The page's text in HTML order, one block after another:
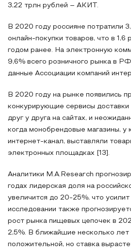
3,22 трлн рублей – АКИТ.
В 2020 году россияне потратили
онлайн-покупки товаров, что в 1,6
годом ранее. На электронную
9,6% всего розничного рынка в
данные Ассоциации компаний
В 2020 году на рынке появились
конкурирующие сервисы
друг у друга на сайтах, и
когда монобрендовые магазины, у
интернет-канал, выставляли
электронных площадках [13].
Аналитики M.A.Research
годах лидерская доля на
увеличится до 20-25%, что
исследовании также
рост рынка пищевых цепочек в
2,5%. В ближайшие несколько лет
положительной, но ставка